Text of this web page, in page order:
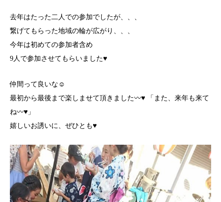
去年はたった二人での参加でしたが、、、
繋げてもらった地域の輪が広がり、、、
今年は初めての参加者含め
9人で参加させてもらいました♥
仲間って良いな☺️
最初から最後まで楽しませて頂きました〰♥ 「また、来年も来て
ね〰♥」
嬉しいお誘いに、ぜひとも♥